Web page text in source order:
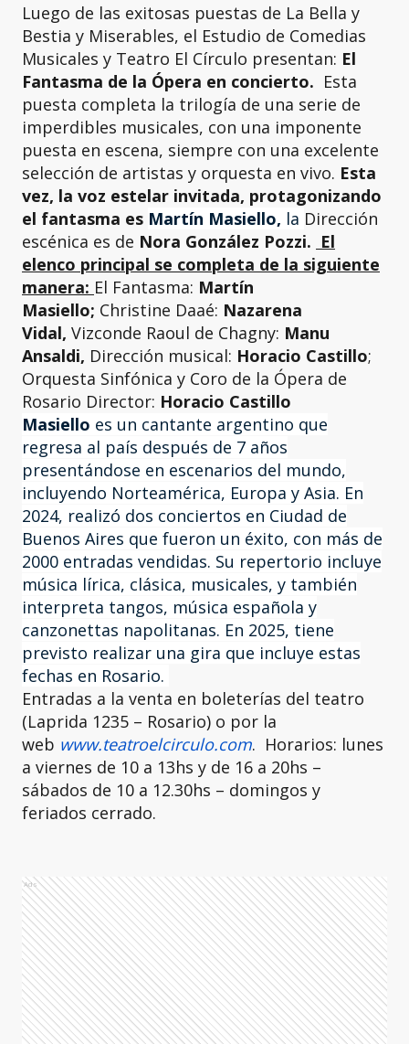
Luego de las exitosas puestas de La Bella y
Bestia y Miserables, el Estudio de Comedias
Musicales y Teatro El Círculo presentan: El
Fantasma de la Ópera en concierto. Esta
puesta completa la trilogía de una serie de
imperdibles musicales, con una imponente
puesta en escena, siempre con una excelente
selección de artistas y orquesta en vivo. Esta
vez, la voz estelar invitada, protagonizando
el fantasma es Martín Masiello, la Dirección
escénica es de Nora González Pozzi. El
elenco principal se completa de la siguiente
manera: El Fantasma: Martín
Masiello; Christine Daaé: Nazarena
Vidal, Vizconde Raoul de Chagny: Manu
Ansaldi, Dirección musical: Horacio Castillo;
Orquesta Sinfónica y Coro de la Ópera de
Rosario Director: Horacio Castillo
Masiello es un cantante argentino que
regresa al país después de 7 años
presentándose en escenarios del mundo,
incluyendo Norteamérica, Europa y Asia. En
2024, realizó dos conciertos en Ciudad de
Buenos Aires que fueron un éxito, con más de
2000 entradas vendidas. Su repertorio incluye
música lírica, clásica, musicales, y también
interpreta tangos, música española y
canzonettas napolitanas. En 2025, tiene
previsto realizar una gira que incluye estas
fechas en Rosario.
Entradas a la venta en boleterías del teatro
(Laprida 1235 – Rosario) o por la
web www.teatroelcirculo.com. Horarios: lunes
a viernes de 10 a 13hs y de 16 a 20hs –
sábados de 10 a 12.30hs – domingos y
feriados cerrado.
Ads